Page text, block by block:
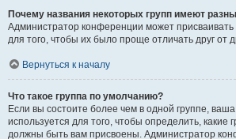
Почему названия некоторых групп имеют
Администратор конференции может присваивать
для того, чтобы их было проще отличать друг от
Вернуться к началу
Что такое группа по умолчанию?
Если вы состоите более чем в одной группе,
используется для того, чтобы определить, какие
должны быть вам присвоены. Администратор